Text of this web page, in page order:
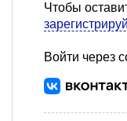
Чтобы
Войти через